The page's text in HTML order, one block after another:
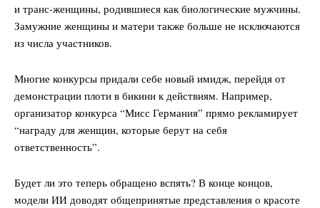
и транс-женщины, родившиеся как биологические мужчины.
Замужние женщины и матери также больше не исключаются
из числа участников.
Многие конкурсы придали себе новый имидж, перейдя от
демонстрации плоти в бикини к действиям. Например,
организатор конкурса “Мисс Германия” прямо рекламирует
“награду для женщин, которые берут на себя
ответственность”.
Будет ли это теперь обращено вспять? В конце концов,
модели ИИ доводят общепринятые представления о красоте